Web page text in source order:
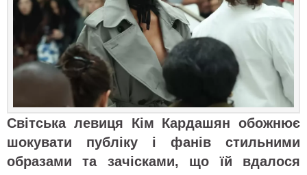
Світська левиця Кім Кардашян обожнює
шокувати публіку і фанів стильними
образами та зачісками, що їй вдалося